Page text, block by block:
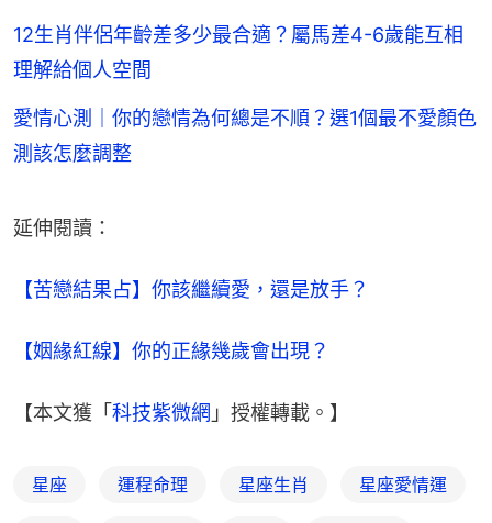
12生肖伴侶年齡差多少最合適？屬馬差4-6歲能互相
理解給個人空間
愛情心測｜你的戀情為何總是不順？選1個最不愛顏色
測該怎麼調整
延伸閱讀：
【苦戀結果占】你該繼續愛，還是放手？
【姻緣紅線】你的正緣幾歲會出現？
【本文獲「 科技紫微網 」授權轉載。】
星座 運程命理 星座生肖 星座愛情運